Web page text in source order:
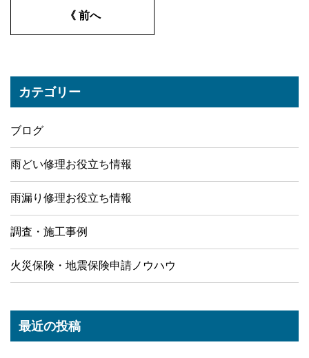
《 前へ
カテゴリー
ブログ
雨どい修理お役立ち情報
雨漏り修理お役立ち情報
調査・施工事例
火災保険・地震保険申請ノウハウ
最近の投稿